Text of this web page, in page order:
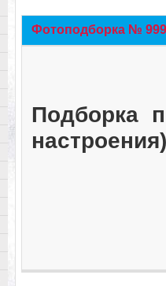
Фотоподборка №
Подборка